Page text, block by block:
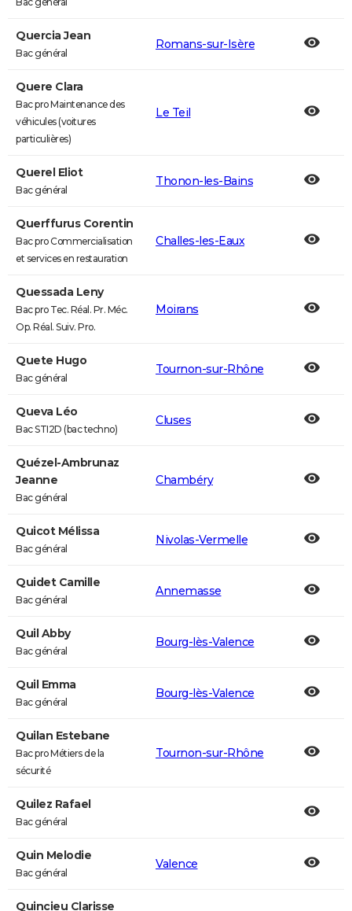
Quercia Jean
Bac général
Romans-sur-Isère
Quere Clara
Bac pro Maintenance des
véhicules (voitures
particulières)
Le Teil
Querel Eliot
Bac général
Thonon-les-Bains
Querffurus Corentin
Bac pro Commercialisation
et services en restauration
Challes-les-Eaux
Quessada Leny
Bac pro Tec. Réal. Pr. Méc.
Op. Réal. Suiv. Pro.
Moirans
Quete Hugo
Bac général
Tournon-sur-Rhône
Queva Léo
Bac STI2D (bac techno)
Cluses
Quézel-Ambrunaz
Jeanne
Bac général
Chambéry
Quicot Mélissa
Bac général
Nivolas-Vermelle
Quidet Camille
Bac général
Annemasse
Quil Abby
Bac général
Bourg-lès-Valence
Quil Emma
Bac général
Bourg-lès-Valence
Quilan Estebane
Bac pro Métiers de la
sécurité
Tournon-sur-Rhône
Quilez Rafael
Bac général
Quin Melodie
Bac général
Valence
Quincieu Clarisse